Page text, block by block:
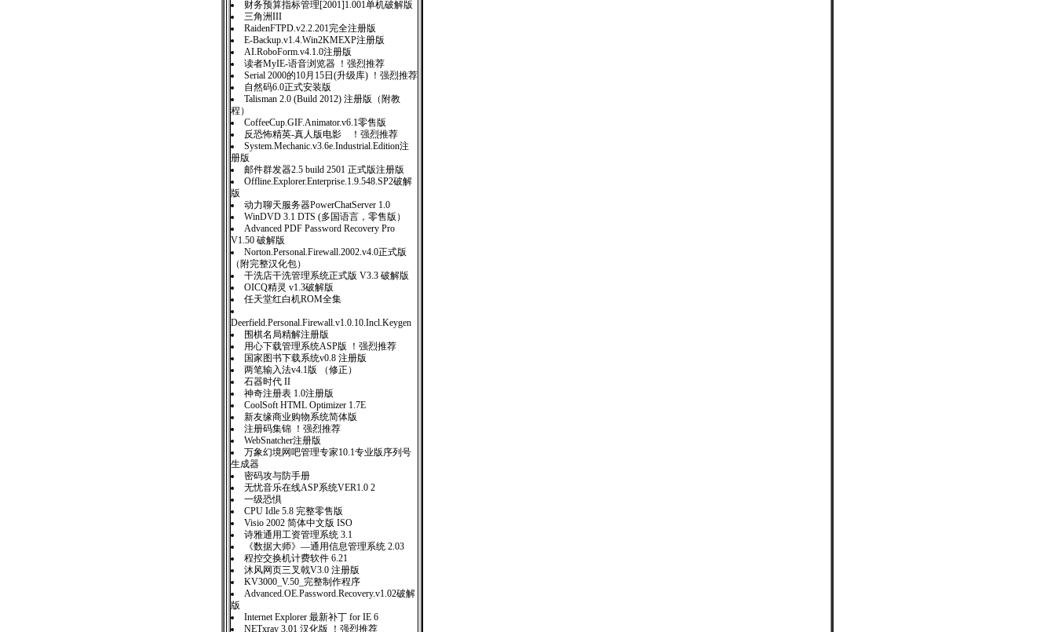
财务预算指标管理[2001]1.001单机破解版
三角洲III
RaidenFTPD.v2.2.201完全注册版
E-Backup.v1.4.Win2KMEXP注册版
AI.RoboForm.v4.1.0注册版
读者MyIE-语音浏览器 ！强烈推荐
Serial 2000的10月15日(升级库) ！强烈推荐
自然码6.0正式安装版
Talisman 2.0 (Build 2012) 注册版（附教
程）
CoffeeCup.GIF.Animator.v6.1零售版
反恐怖精英-真人版电影 ！强烈推荐
System.Mechanic.v3.6e.Industrial.Edition注
册版
邮件群发器2.5 build 2501 正式版注册版
Offline.Explorer.Enterprise.1.9.548.SP2破解
版
动力聊天服务器PowerChatServer 1.0
WinDVD 3.1 DTS (多国语言，零售版）
Advanced PDF Password Recovery Pro
V1.50 破解版
Norton.Personal.Firewall.2002.v4.0正式版
（附完整汉化包）
干洗店干洗管理系统正式版 V3.3 破解版
OICQ精灵 v1.3破解版
任天堂红白机ROM全集
Deerfield.Personal.Firewall.v1.0.10.Incl.Keygen
围棋名局精解注册版
用心下载管理系统ASP版 ！强烈推荐
国家图书下载系统v0.8 注册版
两笔输入法v4.1版 （修正）
石器时代 II
神奇注册表 1.0注册版
CoolSoft HTML Optimizer 1.7E
新友缘商业购物系统简体版
注册码集锦 ！强烈推荐
WebSnatcher注册版
万象幻境网吧管理专家10.1专业版序列号
生成器
密码攻与防手册
无忧音乐在线ASP系统VER1.0 2
一级恐惧
CPU Idle 5.8 完整零售版
Visio 2002 简体中文版 ISO
诗雅通用工资管理系统 3.1
《数据大师》—通用信息管理系统 2.03
程控交换机计费软件 6.21
沐风网页三叉戟V3.0 注册版
KV3000_V.50_完整制作程序
Advanced.OE.Password.Recovery.v1.02破解
版
Internet Explorer 最新补丁 for IE 6
NETxray 3.01 汉化版 ！强烈推荐